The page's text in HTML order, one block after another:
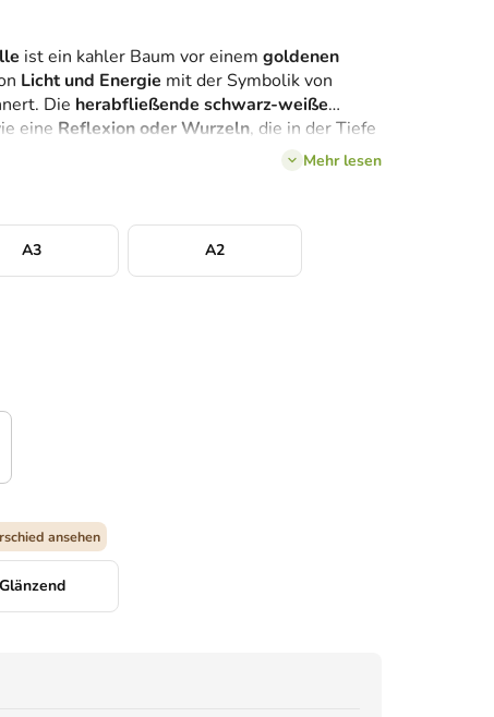
ist ein kahler Baum vor einem goldenen
Licht und Energie mit der Symbolik von
Die herabfließende schwarz-weiße
eine Reflexion oder Wurzeln, die in der Tiefe
in jedenMehr lesen
A3 A2
ansehen
Glänzend